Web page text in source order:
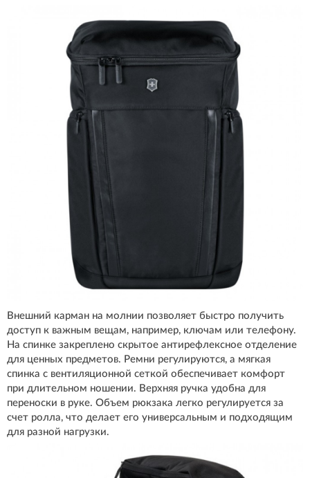
Внешний карман на молнии позволяет быстро получить
доступ к важным вещам, например, ключам или телефону.
На спинке закреплено скрытое антирефлексное отделение
для ценных предметов. Ремни регулируются, а мягкая
спинка с вентиляционной сеткой обеспечивает комфорт
при длительном ношении. Верхняя ручка удобна для
переноски в руке. Объем рюкзака легко регулируется за
счет ролла, что делает его универсальным и подходящим
для разной нагрузки.